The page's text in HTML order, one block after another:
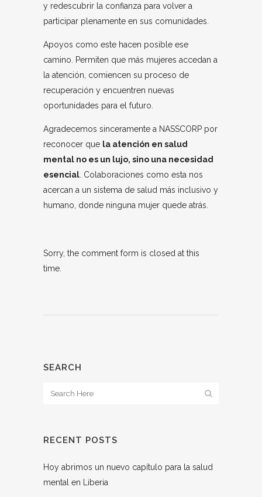
y redescubrir la confianza para volver a
participar plenamente en sus comunidades.
Apoyos como este hacen posible ese
camino. Permiten que más mujeres accedan a
la atención, comiencen su proceso de
recuperación y encuentren nuevas
oportunidades para el futuro.
Agradecemos sinceramente a NASSCORP por
reconocer que la atención en salud
mental no es un lujo, sino una necesidad
esencial . Colaboraciones como esta nos
acercan a un sistema de salud más inclusivo y
humano, donde ninguna mujer quede atrás.
Sorry, the comment form is closed at this
time.
SEARCH
RECENT POSTS
Hoy abrimos un nuevo capítulo para la salud
mental en Liberia